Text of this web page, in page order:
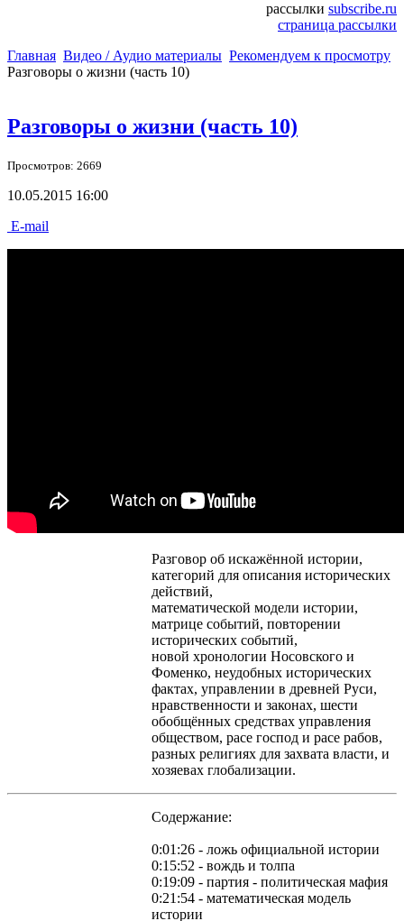
рассылки subscribe.ru
страница рассылки
Главная Видео / Аудио материалы Рекомендуем к просмотру
Разговоры о жизни (часть 10)
Разговоры о жизни (часть 10)
Просмотров: 2669
10.05.2015 16:00
E-mail
Разговор об искажённой истории,
категорий для описания исторических
действий,
математической модели истории,
матрице событий, повторении
исторических событий,
новой хронологии Носовского и
Фоменко, неудобных исторических
фактах, управлении в древней Руси,
нравственности и законах, шести
обобщённых средствах управления
обществом, расе господ и расе рабов,
разных религиях для захвата власти, и
хозяевах глобализации.
Содержание:
0:01:26 - ложь официальной истории
0:15:52 - вождь и толпа
0:19:09 - партия - политическая мафия
0:21:54 - математическая модель
истории